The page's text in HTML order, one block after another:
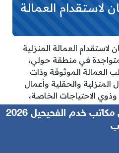
لاستقدام العمالة
العمالة المنزلية
في منطقة حولي،
الموثوقة وذات
المنزلية والحقلية وأعمال
الاحتياجات الخاصة،
الدخنان يمكن استخدام
شارع حمد المبارك.
افضل مكاتب خدم الفحيحيل 2026